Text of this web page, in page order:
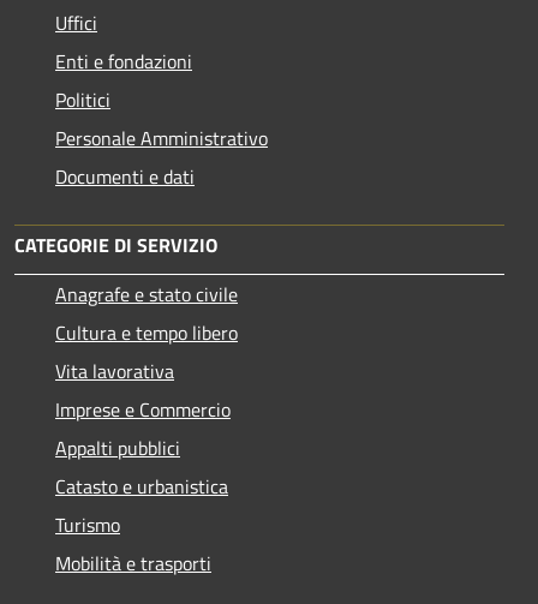
Uffici
Enti e fondazioni
Politici
Personale Amministrativo
Documenti e dati
CATEGORIE DI SERVIZIO
Anagrafe e stato civile
Cultura e tempo libero
Vita lavorativa
Imprese e Commercio
Appalti pubblici
Catasto e urbanistica
Turismo
Mobilità e trasporti